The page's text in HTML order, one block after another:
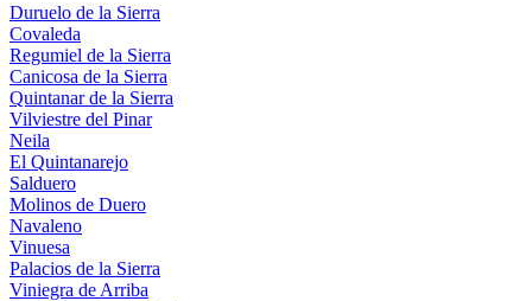
Duruelo de la Sierra
Covaleda
Regumiel de la Sierra
Canicosa de la Sierra
Quintanar de la Sierra
Vilviestre del Pinar
Neila
El Quintanarejo
Salduero
Molinos de Duero
Navaleno
Vinuesa
Palacios de la Sierra
Viniegra de Arriba